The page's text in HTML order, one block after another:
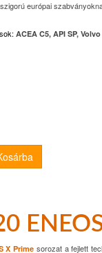
európai
: ACEA C5, API SP,
X Prime sorozat a fejlett